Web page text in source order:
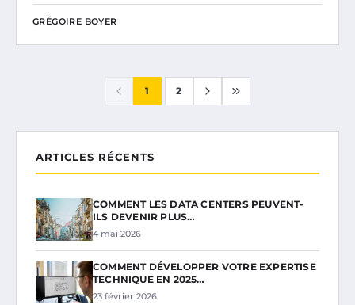
GRÉGOIRE BOYER
1 2
ARTICLES RÉCENTS
COMMENT LES DATA CENTERS PEUVENT-
ILS DEVENIR PLUS…
4 mai 2026
COMMENT DÉVELOPPER VOTRE EXPERTISE
TECHNIQUE EN 2025…
23 février 2026